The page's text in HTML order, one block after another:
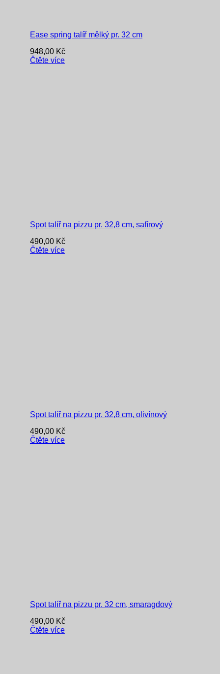
Ease spring talíř mělký pr. 32 cm
948,00 Kč
Čtěte více
Spot talíř na pizzu pr. 32,8 cm, safírový
490,00 Kč
Čtěte více
Spot talíř na pizzu pr. 32,8 cm, olivínový
490,00 Kč
Čtěte více
Spot talíř na pizzu pr. 32 cm, smaragdový
490,00 Kč
Čtěte více